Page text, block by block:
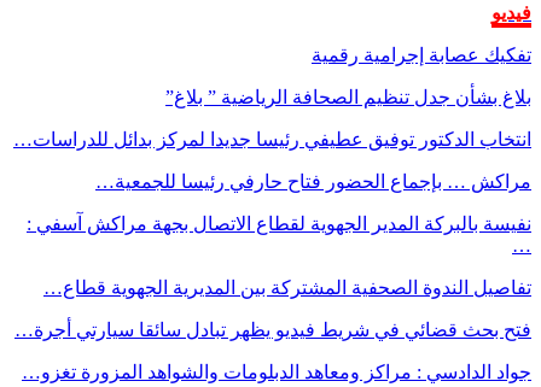
فيديو
تفكيك عصابة إجرامية رقمية
بلاغ بشأن جدل تنظيم الصحافة الرياضية ” بلاغ”
انتخاب الدكتور توفيق عطيفي رئيسا جديدا لمركز بدائل للدراسات…
مراكش … بإجماع الحضور فتاح حارفي رئيسا للجمعية…
نفيسة بالبركة المدير الجهوية لقطاع الاتصال بجهة مراكش آسفي :
…
تفاصيل الندوة الصحفية المشتركة بين المديرية الجهوية قطاع…
فتح بحث قضائي في شريط فيديو يظهر تبادل سائقا سيارتي أجرة…
جواد الدادسي : مراكز ومعاهد الدبلومات والشواهد المزورة تغزو…